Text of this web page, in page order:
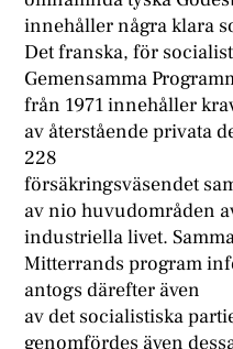
innehåller några klara
Det franska, för
Gemensamma
från 1971 innehåller
av återstående privata
228
försäkringsväsendet
av nio huvudområden
industriella livet.
Mitterrands program
antogs därefter även
av det socialistiska
genomfördes även